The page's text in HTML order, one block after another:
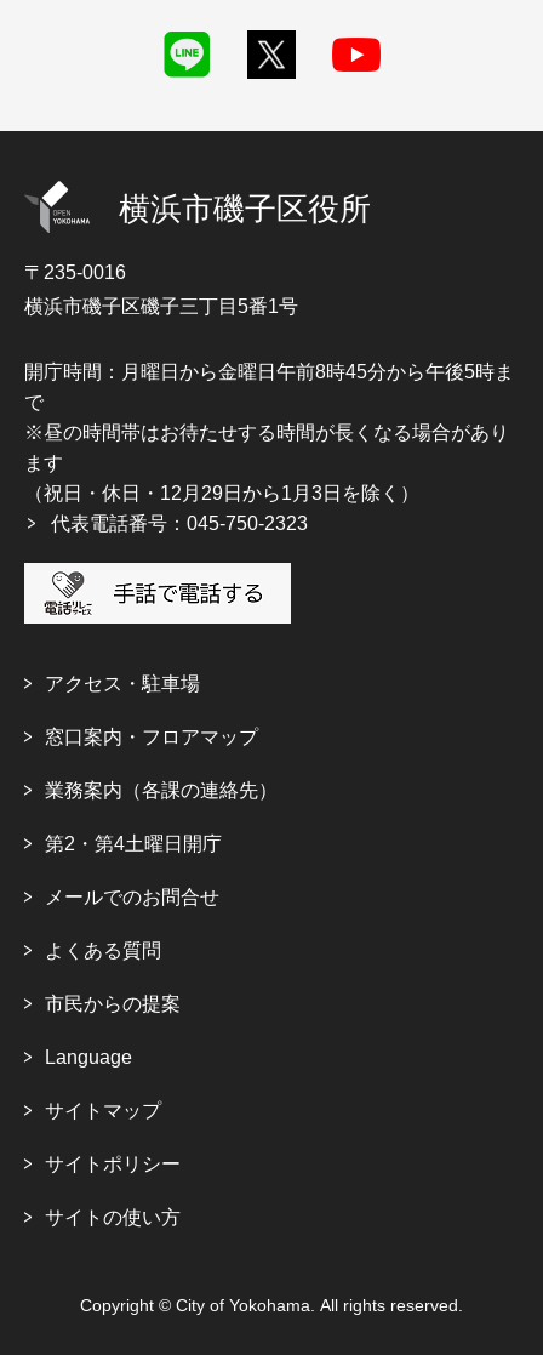
横浜市磯子区役所
〒235-0016
横浜市磯子区磯子三丁目5番1号
開庁時間：月曜日から金曜日午前8時45分から午後5時ま
で
※昼の時間帯はお待たせする時間が長くなる場合があり
ます
（祝日・休日・12月29日から1月3日を除く）
代表電話番号：045-750-2323
アクセス・駐車場
窓口案内・フロアマップ
業務案内（各課の連絡先）
第2・第4土曜日開庁
メールでのお問合せ
よくある質問
市民からの提案
Language
サイトマップ
サイトポリシー
サイトの使い方
Copyright © City of Yokohama. All rights reserved.